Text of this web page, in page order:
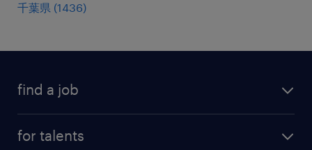
千葉県 (1436)
find a job
for talents